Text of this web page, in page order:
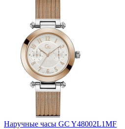
Наручные часы GC Y48002L1MF